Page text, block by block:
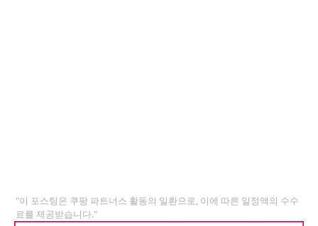
"이 포스팅은 쿠팡 파트너스 활동의 일환으로, 이에 따른 일정액의 수수
료를 제공받습니다."